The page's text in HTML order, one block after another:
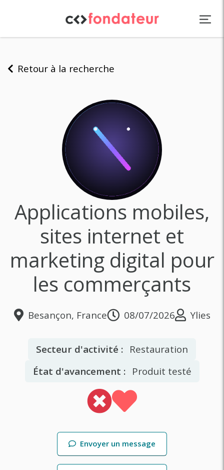
Retour à la recherche
Applications mobiles,
sites internet et
marketing digital pour
les commerçants
Besançon, France 08/07/2026 Ylies
Secteur d'activité : Restauration
État d'avancement : Produit testé
Envoyer un message